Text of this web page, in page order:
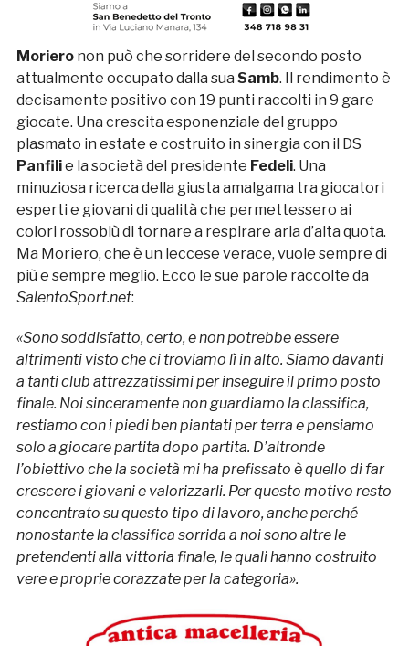
Moriero non può che sorridere del secondo posto
attualmente occupato dalla sua Samb. Il rendimento è
decisamente positivo con 19 punti raccolti in 9 gare
giocate. Una crescita esponenziale del gruppo
plasmato in estate e costruito in sinergia con il DS
Panfilie la società del presidente Fedeli. Una
minuziosa ricerca della giusta amalgama tra giocatori
esperti e giovani di qualità che permettessero ai
colori rossoblù di tornare a respirare aria d’alta quota.
Ma Moriero, che è un leccese verace, vuole sempre di
più e sempre meglio. Ecco le sue parole raccolte da
SalentoSport.net:
«Sono soddisfatto, certo, e non potrebbe essere
altrimenti visto che ci troviamo lì in alto. Siamo davanti
a tanti club attrezzatissimi per inseguire il primo posto
finale. Noi sinceramente non guardiamo la classifica,
restiamo con i piedi ben piantati per terra e pensiamo
solo a giocare partita dopo partita. D’altronde
l’obiettivo che la società mi ha prefissato è quello di far
crescere i giovani e valorizzarli. Per questo motivo resto
concentrato su questo tipo di lavoro, anche perché
nonostante la classifica sorrida a noi sono altre le
pretendenti alla vittoria finale, le quali hanno costruito
vere e proprie corazzate per la categoria».